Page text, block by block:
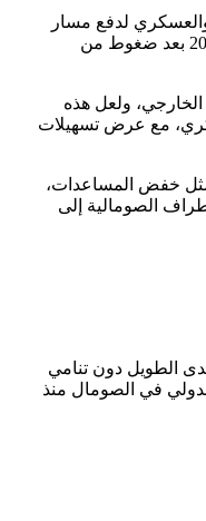
لدفع مسار
الإصلاح في الصومال، بدلًا من الاكتفاء بالإدارة الأمنية للأزمة. ويُساعدها في ذلك إرث التجربة السابقة خلال ولايته الأولى؛ حين تراجع ترامب عن قراره بسحب القوات الأمريكية عام 2020 بعد ضغوط من
الخارجي، ولعل هذه
مع عرض تسهيلات
مثل خفض المساعدات،
الصومالية إلى
الطويل دون تنامي
في الصومال منذ